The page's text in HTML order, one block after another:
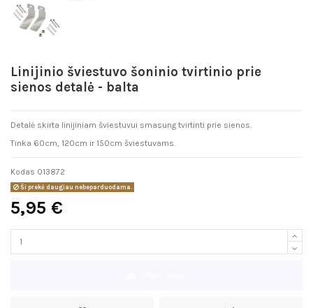
Linijinio šviestuvo šoninio tvirtinio prie
sienos detalė - balta
Detalė skirta linijiniam šviestuvui smasung tvirtinti prie sienos.
Tinka 60cm, 120cm ir 150cm šviestuvams.
Kodas 013872
Ši prekė daugiau nebeparduodama.
5,95 €